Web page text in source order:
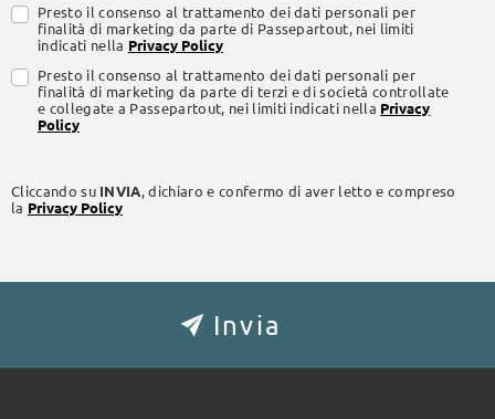
Presto il consenso al trattamento dei dati personali per
finalità di marketing da parte di Passepartout, nei limiti
indicati nella Privacy Policy
Presto il consenso al trattamento dei dati personali per
finalità di marketing da parte di terzi e di società controllate
e collegate a Passepartout, nei limiti indicati nella Privacy
Policy
Cliccando su INVIA, dichiaro e confermo di aver letto e compreso
la Privacy Policy